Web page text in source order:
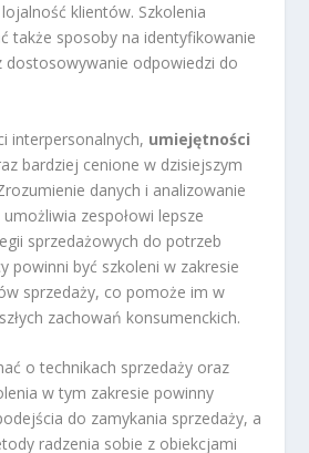
klientów. Szkolenia
także sposoby na identyfikowanie
dostosowywanie odpowiedzi do
interpersonalnych, umiejętności
bardziej cenione w dzisiejszym
danych i analizowanie
zespołowi lepsze
sprzedażowych do potrzeb
powinni być szkoleni w zakresie
sprzedaży, co pomoże im w
zachowań konsumenckich.
o technikach sprzedaży oraz
w tym zakresie powinny
do zamykania sprzedaży, a
radzenia sobie z obiekcjami